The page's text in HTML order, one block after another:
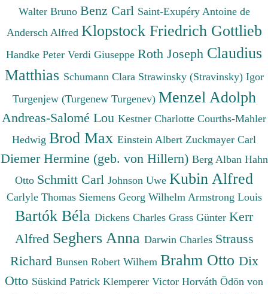
Walter Bruno Benz Carl Saint-Exupéry Antoine de
Andersch Alfred Klopstock Friedrich Gottlieb
Handke Peter Verdi Giuseppe Roth Joseph Claudius
Matthias Schumann Clara Strawinsky (Stravinsky) Igor
Turgenjew (Turgenew Turgenev) Menzel Adolph
Andreas-Salomé Lou Kestner Charlotte Courths-Mahler
Hedwig Brod Max Einstein Albert Zuckmayer Carl
Diemer Hermine (geb. von Hillern) Berg Alban Hahn
Otto Schmitt Carl Johnson Uwe Kubin Alfred
Carlyle Thomas Siemens Georg Wilhelm Armstrong Louis
Bartók Béla Dickens Charles Grass Günter Kerr
Alfred Seghers Anna Darwin Charles Strauss
Richard Bunsen Robert Wilhem Brahm Otto Dix
Otto Süskind Patrick Klemperer Victor Horváth Ödön von